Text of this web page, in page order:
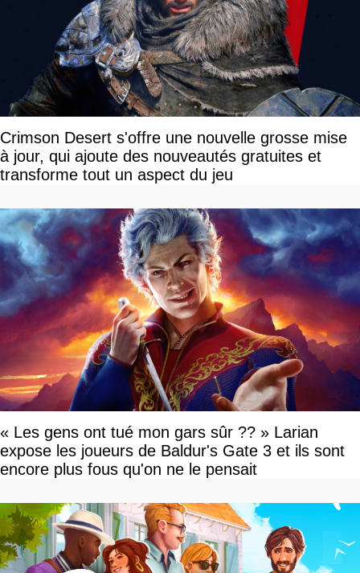
Crimson Desert s'offre une nouvelle grosse mise
à jour, qui ajoute des nouveautés gratuites et
transforme tout un aspect du jeu
« Les gens ont tué mon gars sûr ?? » Larian
expose les joueurs de Baldur's Gate 3 et ils sont
encore plus fous qu'on ne le pensait